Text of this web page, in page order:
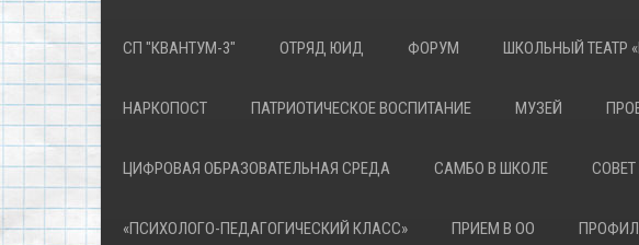
СП "КВАНТУМ-3" ОТРЯД ЮИД ФОРУМ ШКОЛЬНЫЙ ТЕАТР
НАРКОПОСТ ПАТРИОТИЧЕСКОЕ ВОСПИТАНИЕ МУЗЕЙ
ЦИФРОВАЯ ОБРАЗОВАТЕЛЬНАЯ СРЕДА САМБО В ШКОЛЕ
«ПСИХОЛОГО-ПЕДАГОГИЧЕСКИЙ КЛАСС» ПРИЕМ В ОО